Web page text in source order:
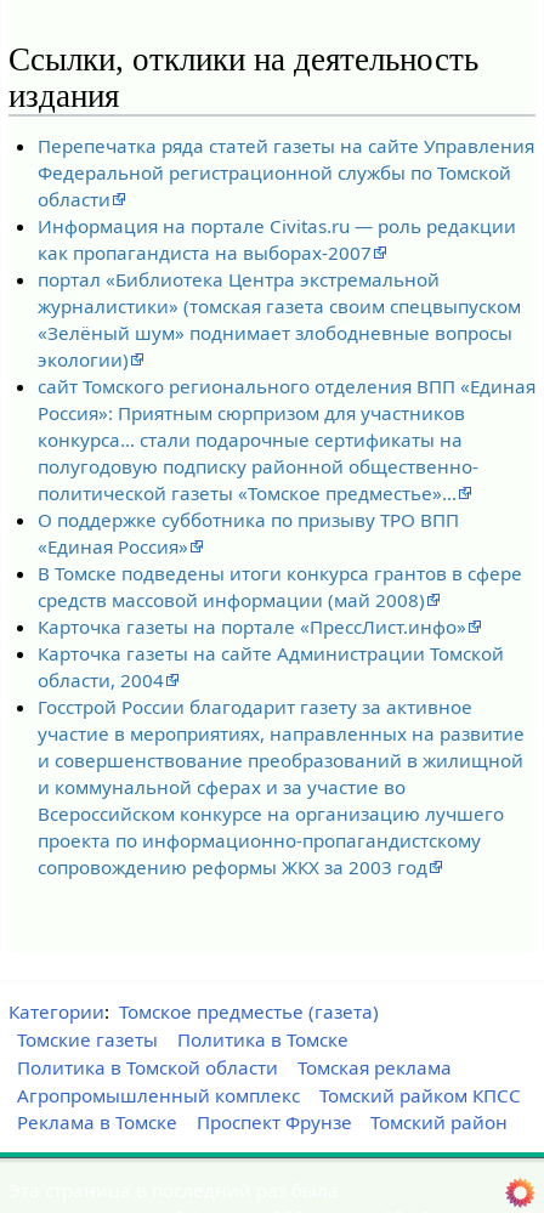
Ссылки, отклики на деятельность
издания
Перепечатка ряда статей газеты на сайте Управления
Федеральной регистрационной службы по Томской
области
Информация на портале Civitas.ru — роль редакции
как пропагандиста на выборах-2007
портал «Библиотека Центра экстремальной
журналистики» (томская газета своим спецвыпуском
«Зелёный шум» поднимает злободневные вопросы
экологии)
сайт Томского регионального отделения ВПП «Единая
Россия»: Приятным сюрпризом для участников
конкурса… стали подарочные сертификаты на
полугодовую подписку районной общественно-
политической газеты «Томское предместье»…
О поддержке субботника по призыву ТРО ВПП
«Единая Россия»
В Томске подведены итоги конкурса грантов в сфере
средств массовой информации (май 2008)
Карточка газеты на портале «ПрессЛист.инфо»
Карточка газеты на сайте Администрации Томской
области, 2004
Госстрой России благодарит газету за активное
участие в мероприятиях, направленных на развитие
и совершенствование преобразований в жилищной
и коммунальной сферах и за участие во
Всероссийском конкурсе на организацию лучшего
проекта по информационно-пропагандистскому
сопровождению реформы ЖКХ за 2003 год
Категории: Томское предместье (газета)
Томские газеты
Политика в Томске
Политика в Томской области
Томская реклама
Агропромышленный комплекс
Томский райком КПСС
Реклама в Томске
Проспект Фрунзе Томский район